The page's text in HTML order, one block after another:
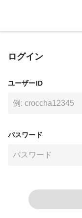
ログイン
ユーザーID
パスワード